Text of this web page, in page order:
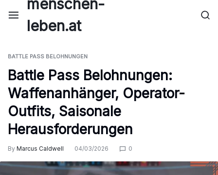
content
menschen-
leben.at
BATTLE PASS BELOHNUNGEN
Battle Pass Belohnungen:
Waffenanhänger, Operator-
Outfits, Saisonale
Herausforderungen
By Marcus Caldwell 04/03/2026 0